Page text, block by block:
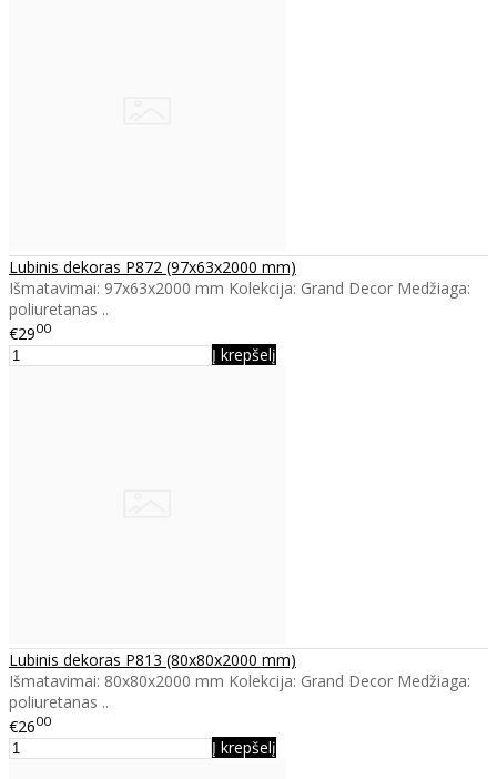
Lubinis dekoras P872 (97x63x2000 mm)
Išmatavimai: 97x63x2000 mm Kolekcija: Grand Decor Medžiaga:
poliuretanas ..
€2900
Į krepšelį
Lubinis dekoras P813 (80x80x2000 mm)
Išmatavimai: 80x80x2000 mm Kolekcija: Grand Decor Medžiaga:
poliuretanas ..
€2600
Į krepšelį